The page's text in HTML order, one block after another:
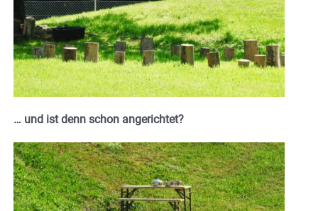
… und ist denn schon angerichtet?